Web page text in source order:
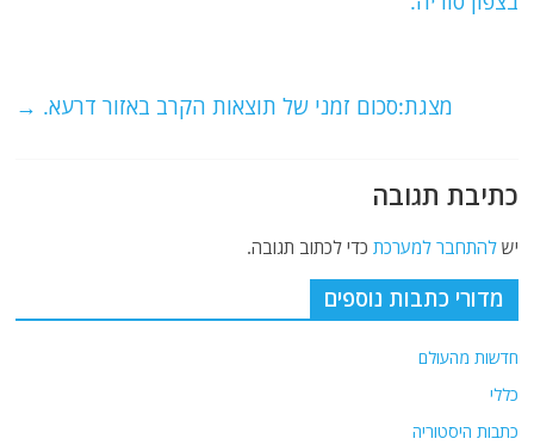
k
מצגת:סכום זמני של תוצאות הקרב באזור דרעא. →
כתיבת תגובה
ישלהתחבר למערכת כדי לכתוב תגובה.
מדורי כתבות נוספים
חדשות מהעולם
כללי
כתבות היסטוריה